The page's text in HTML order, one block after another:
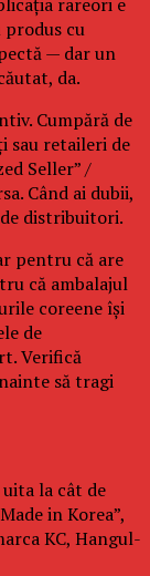
produs cu
— dar un
da.
Cumpără de
sau retaileri de
Seller” /
Când ai dubii,
distribuitori.
pentru că are
că ambalajul
coreene își
de
Verifică
să tragi
la cât de
in Korea”,
KC, Hangul-